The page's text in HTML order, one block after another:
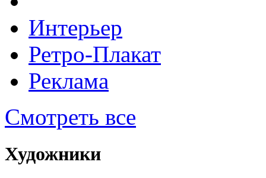
Интерьер
Ретро-Плакат
Реклама
Смотреть все
Художники